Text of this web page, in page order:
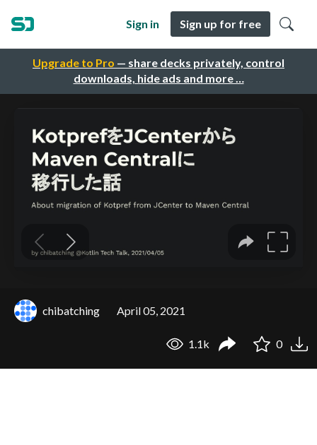
Upgrade to Pro — share decks privately, control
downloads, hide ads and more …
Sign in Sign up for free
chibatching April 05, 2021
1.1k 0